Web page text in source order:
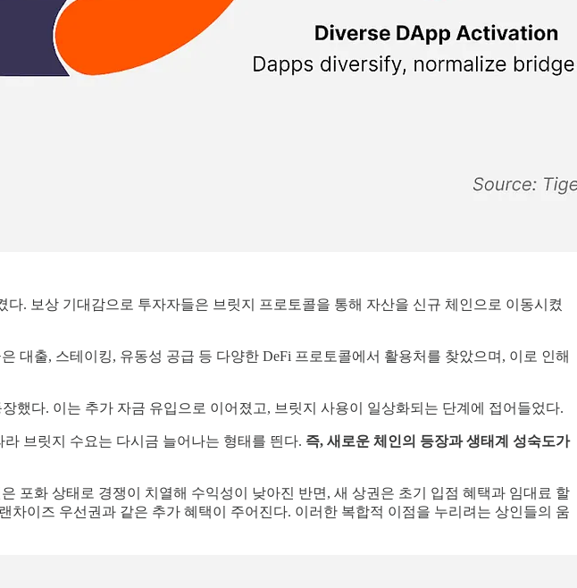
. 보상 기대감으로 투자자들은 브릿지 프로토콜을 통해 자산을 신규 체인으로 이동시켰
대출, 스테이킹, 유동성 공급 등 다양한 DeFi 프로토콜에서 활용처를 찾았으며, 이로 인해
했다. 이는 추가 자금 유입으로 이어졌고, 브릿지 사용이 일상화되는 단계에 접어들었다.
브릿지 수요는 다시금 늘어나는 형태를 띈다. 즉, 새로운 체인의 등장과 생태계 성숙도가
포화 상태로 경쟁이 치열해 수익성이 낮아진 반면, 새 상권은 초기 입점 혜택과 임대료 할
이즈 우선권과 같은 추가 혜택이 주어진다. 이러한 복합적 이점을 누리려는 상인들의 움